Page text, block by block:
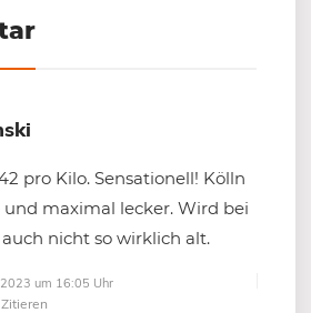
pro Kilo. Sensationell! Kölln
und maximal lecker. Wird bei
nicht so wirklich alt.
um 16:05 Uhr
Zitieren